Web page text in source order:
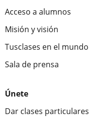
Acceso a alumnos
Misión y visión
Tusclases en el mundo
Sala de prensa
Únete
Dar clases particulares